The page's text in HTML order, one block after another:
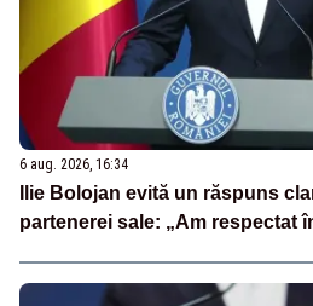
6 aug. 2026, 16:34
Ilie Bolojan evită un răspuns
partenerei sale: „Am respectat